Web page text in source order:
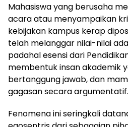
Mahasiswa yang berusaha
acara atau menyampaikan
kebijakan kampus kerap
telah melanggar nilai-nilai
padahal esensi dari
membentuk insan akademik
bertanggung jawab, dan
gagasan secara argumentatif.
Fenomena ini seringkali